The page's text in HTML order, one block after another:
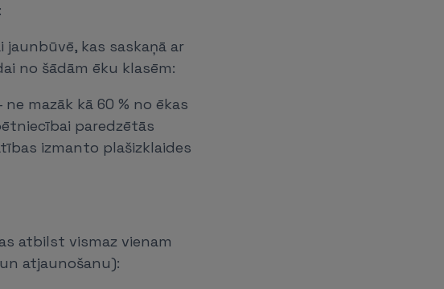
kas saskaņā ar
no šādām ēku klasēm:
mazāk kā 60 % no ēkas
paredzētās
izmanto plašizklaides
atbilst vismaz vienam
atjaunošanu):